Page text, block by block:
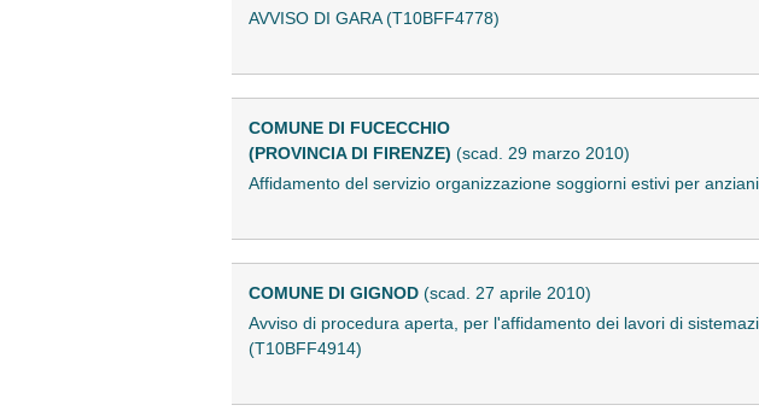
AVVISO DI GARA (T10BFF4778)
COMUNE DI FUCECCHIO
(PROVINCIA DI FIRENZE) (scad. 29 marzo 2010)
Affidamento del servizio organizzazione soggiorni estivi per
COMUNE DI GIGNOD (scad. 27 aprile 2010)
Avviso di procedura aperta, per l'affidamento dei lavori di
(T10BFF4914)